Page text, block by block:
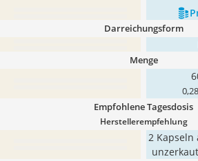
Darreichungsform
Menge
Empfohlene Tagesdosis
Herstellerempfehlung
2 Kapseln